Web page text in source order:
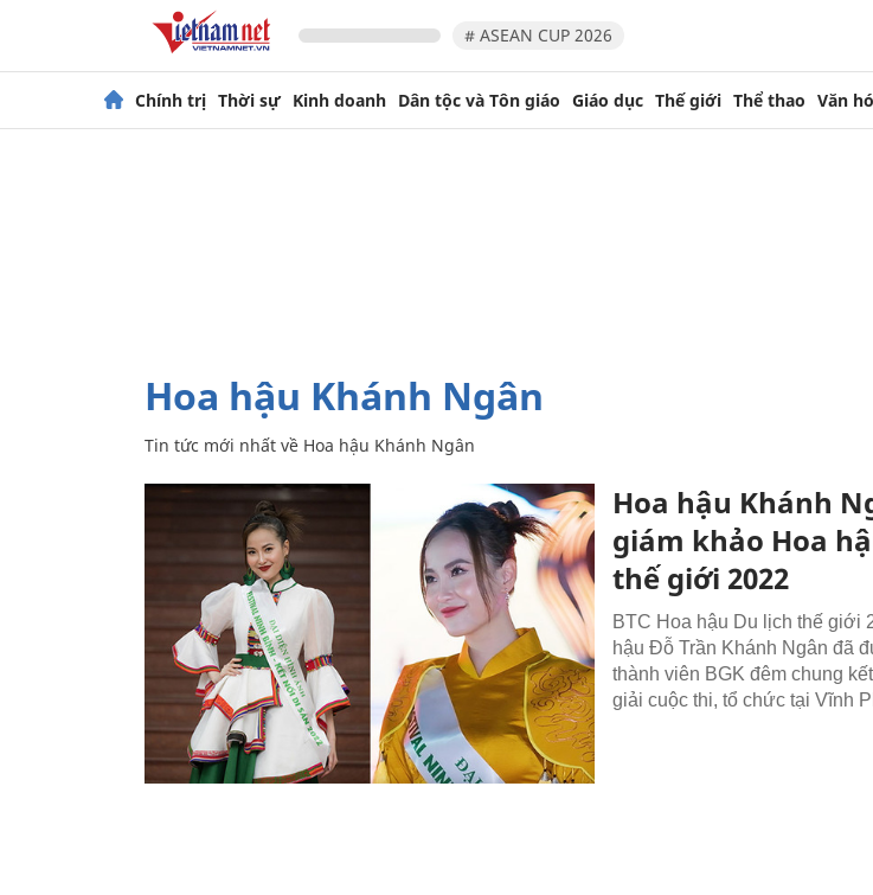
# ASEAN CUP 2026
Chính trị Thời sự Kinh doanh Dân tộc và Tôn giáo Giáo dục Thế giới Thể thao Văn
Hoa hậu Khánh Ngân
Tin tức mới nhất về Hoa hậu Khánh Ngân
Hoa hậu Khánh
giám khảo Hoa
thế giới 2022
BTC Hoa hậu Du lịch thế giới
hậu Đỗ Trần Khánh Ngân đã
thành viên BGK đêm chung
giải cuộc thi, tổ chức tại Vĩnh